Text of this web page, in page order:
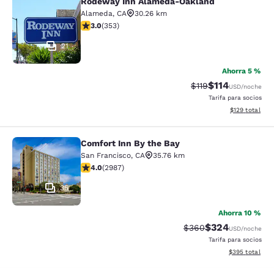
Rodeway Inn Alameda-Oakland
21
Alameda, CA
30.26 km
calificación de 2.97 estrellas. Feria. 353 reseñas
3.0(353)
Ahorra 5 %
Precio tachado:
$119Precio con
$114USD/noche
Tarifa para socios
Ver detalles
$129 total
Comfort Inn By the Bay
35
Comfort Inn By the Bay
San Francisco, CA
35.76 km
calificación de 4.01 estrellas. Muy bueno. 2987
4.0(2987)
Ahorra 10 %
Precio tachado:
$360Precio con
$324USD/noche
Tarifa para socios
Ver detalles
$395 total